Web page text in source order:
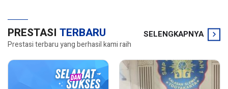
PRESTASI TERBARU
Prestasi terbaru yang berhasil kami raih
SELENGKAPNYA